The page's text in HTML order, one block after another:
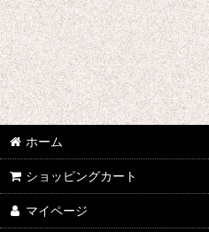
あ行 コスプレ衣装 (全商品)
ウマ娘プリティーダービー
あんさんぶるスターズ
IdentityV
アズールレーン
王様ランキング
ホーム
ショッピングカート
マイページ